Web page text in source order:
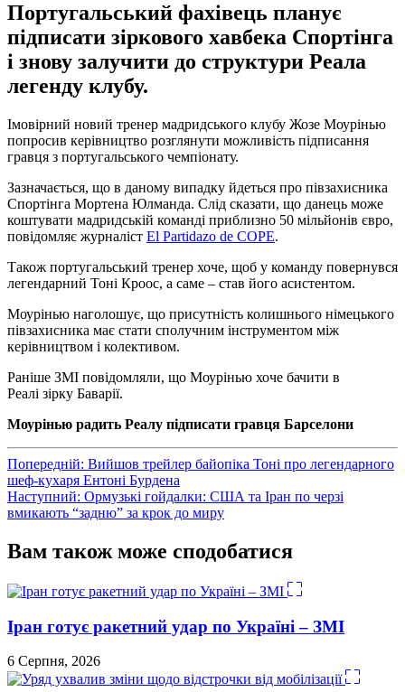
Португальський фахівець планує
підписати зіркового хавбека Спортінга
і знову залучити до структури Реала
легенду клубу.
Імовірний новий тренер мадридського клубу Жозе Моурінью
попросив керівництво розглянути можливість підписання
гравця з португальського чемпіонату.
Зазначається, що в даному випадку йдеться про півзахисника
Спортінга Мортена Юлманда. Слід сказати, що данець може
коштувати мадридській команді приблизно 50 мільйонів євро,
повідомляє журналіст El Partidazo de COPE.
Також португальський тренер хоче, щоб у команду повернувся
легендарний Тоні Кроос, а саме – став його асистентом.
Моурінью наголошує, що присутність колишнього німецького
півзахисника має стати сполучним інструментом між
керівництвом і колективом.
Раніше ЗМІ повідомляли, що Моурінью хоче бачити в
Реалі зірку Баварії.
Моурінью радить Реалу підписати гравця Барселони
Навігація
записів
Попередній: Вийшов трейлер байопіка Тоні про легендарного
шеф-кухаря Ентоні Бурдена
Наступний: Ормузькі гойдалки: США та Іран по черзі
вмикають “задню” за крок до миру
Вам також може сподобатися
Іран готує ракетний удар по Україні – ЗМІ
6 Серпня, 2026